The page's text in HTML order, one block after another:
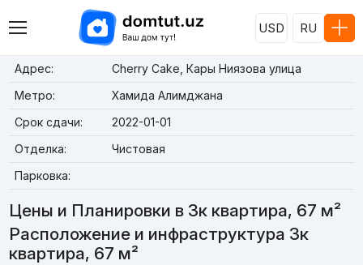
USD RU
Адрес:
Cherry Cake, Кары Ниязова улица
Метро:
Хамида Алимджана
Срок сдачи:
2022-01-01
Отделка:
Чистовая
Парковка:
Цены и Планировки в 3к квартира, 67 м²
Расположение и инфраструктура 3к
квартира, 67 м²